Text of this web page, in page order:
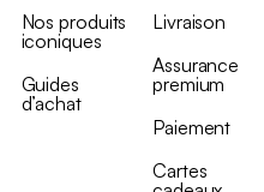
Nos produits
iconiques
Guides
d’achat
Livraison
Assurance
premium
Paiement
Cartes